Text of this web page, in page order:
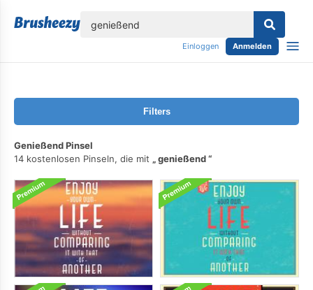
Einloggen Anmelden
Filters
Genießend Pinsel
14 kostenlosen Pinseln, die mit
genießend